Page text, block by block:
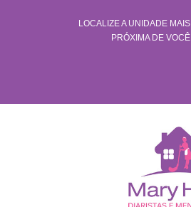
LOCALIZE A UNIDADE MAIS
PRÓXIMA DE VOCÊ